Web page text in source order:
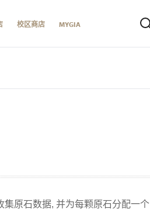
校区商店 MYGIA
原石数据, 并为每颗原石分配一个